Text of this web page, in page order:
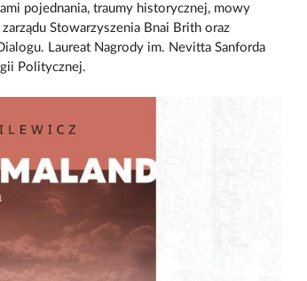
pojednania, traumy historycznej, mowy
Stowarzyszenia Bnai Brith oraz
Laureat Nagrody im. Nevitta Sanforda
Politycznej.